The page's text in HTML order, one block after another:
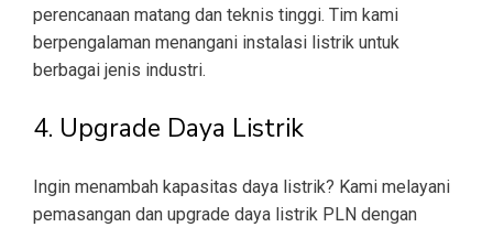
perencanaan matang dan teknis tinggi. Tim kami
berpengalaman menangani instalasi listrik untuk
berbagai jenis industri.
4. Upgrade Daya Listrik
Ingin menambah kapasitas daya listrik? Kami melayani
pemasangan dan upgrade daya listrik PLN dengan